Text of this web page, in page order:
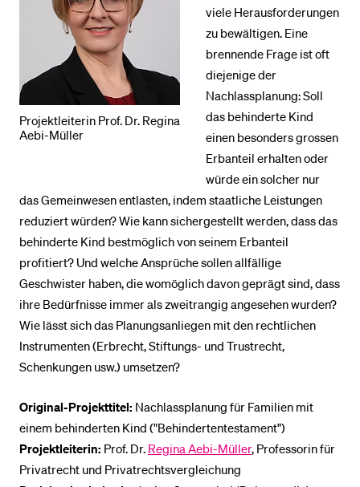
Projektleiterin Prof. Dr. Regina
Aebi-Müller
viele Herausforderungen
zu bewältigen. Eine
brennende Frage ist oft
diejenige der
Nachlassplanung: Soll
das behinderte Kind
einen besonders grossen
Erbanteil erhalten oder
würde ein solcher nur
das Gemeinwesen entlasten, indem staatliche Leistungen
reduziert würden? Wie kann sichergestellt werden, dass das
behinderte Kind bestmöglich von seinem Erbanteil
profitiert? Und welche Ansprüche sollen allfällige
Geschwister haben, die womöglich davon geprägt sind, dass
ihre Bedürfnisse immer als zweitrangig angesehen wurden?
Wie lässt sich das Planungsanliegen mit den rechtlichen
Instrumenten (Erbrecht, Stiftungs- und Trustrecht,
Schenkungen usw.) umsetzen?
Original-Projekttitel: Nachlassplanung für Familien mit
einem behinderten Kind ("Behindertentestament")
Projektleiterin: Prof. Dr. Regina Aebi-Müller, Professorin für
Privatrecht und Privatrechtsvergleichung